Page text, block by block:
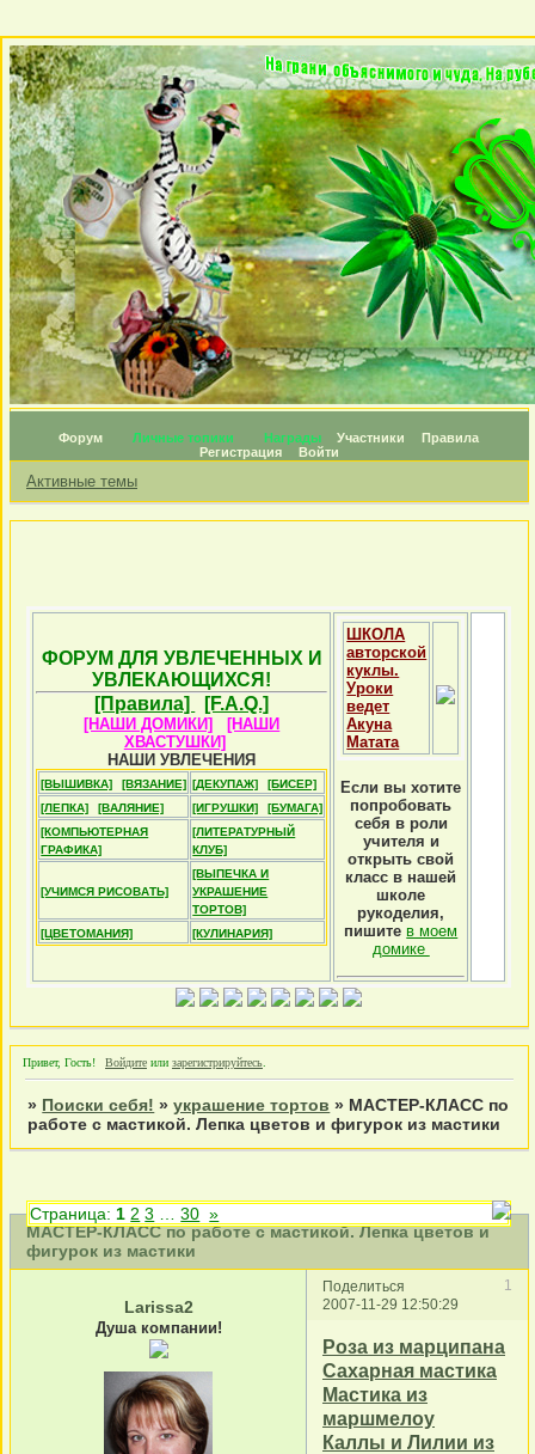
Форум Личные топики Награды Участники
Правила
Регистрация
Войти
Активные темы
ФОРУМ ДЛЯ УВЛЕЧЕННЫХ И
УВЛЕКАЮЩИХСЯ!
[Правила]
[F.A.Q.]
[НАШИ ДОМИКИ]
[НАШИ
ХВАСТУШКИ]
НАШИ УВЛЕЧЕНИЯ
[ВЫШИВКА] [ВЯЗАНИЕ] [ДЕКУПАЖ]
[БИСЕР]
[ЛЕПКА]
[ВАЛЯНИЕ] [ИГРУШКИ]
[БУМАГА]
[КОМПЬЮТЕРНАЯ
ГРАФИКА]
[ЛИТЕРАТУРНЫЙ
КЛУБ]
[УЧИМСЯ РИСОВАТЬ]
[ВЫПЕЧКА И
УКРАШЕНИЕ
ТОРТОВ]
[ЦВЕТОМАНИЯ]
[КУЛИНАРИЯ]
ШКОЛА
авторской
куклы.
Уроки
ведет
Акуна
Матата
Если вы хотите
попробовать
себя в роли
учителя и
открыть свой
класс в нашей
школе
рукоделия,
пишите в моем
домике
Привет, Гость! Войдите или зарегистрируйтесь
» Поиски себя! »украшение тортов » МАСТЕР-КЛАСС по
работе с мастикой. Лепка цветов и фигурок из мастики
МАСТЕР-КЛАСС по работе с мастикой. Лепка цветов и
фигурок из мастики
Страница: 1 2 3 30 »
Поделиться
1
2007-11-29 12:50:29
Larissa2
Душа компании!
Роза из марципана
Сахарная мастика
Мастика из
маршмелоу
Каллы и Лилии из